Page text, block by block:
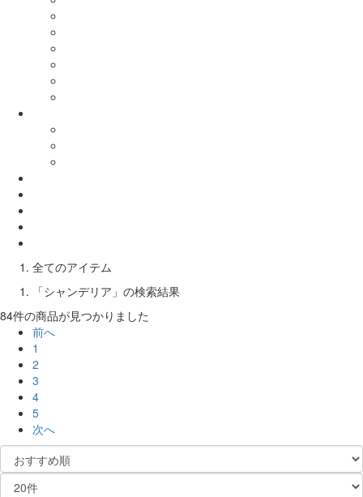
全てのアイテム
「シャンデリア」の検索結果
84件の商品が見つかりました
前へ
1
2
3
4
5
次へ